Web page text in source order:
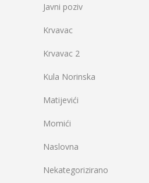
Javni poziv
Krvavac
Krvavac 2
Kula Norinska
Matijevići
Momići
Naslovna
Nekategorizirano